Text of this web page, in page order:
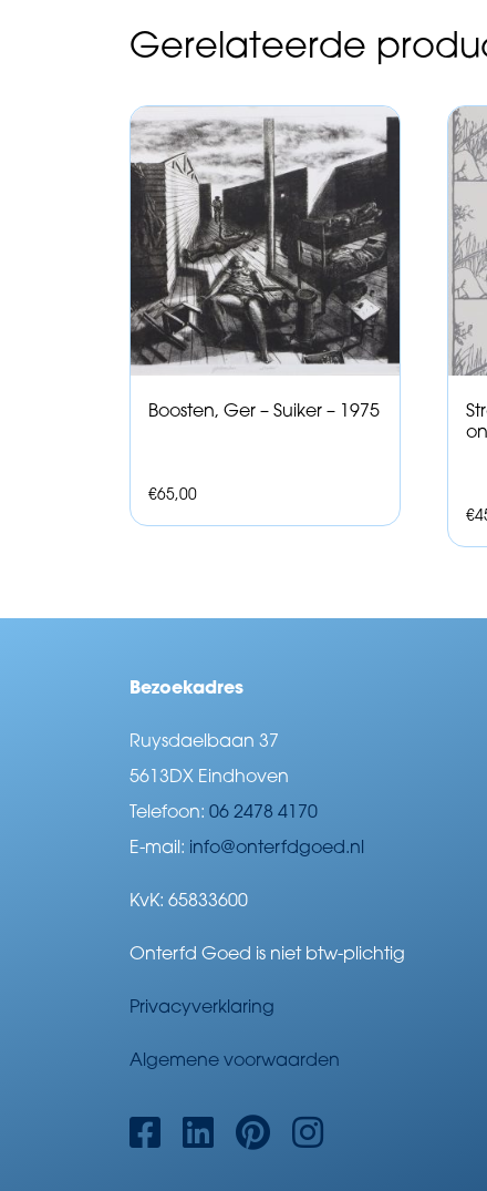
Gerelateerde
Boosten, Ger – Suiker – 1975
€65,00
€
Bezoekadres
Ruysdaelbaan 37
5613DX Eindhoven
Telefoon: 06 2478 4170
E-mail: info@onterfdgoed.nl
KvK: 65833600
Onterfd Goed is niet btw-plichtig
Privacyverklaring
Algemene voorwaarden